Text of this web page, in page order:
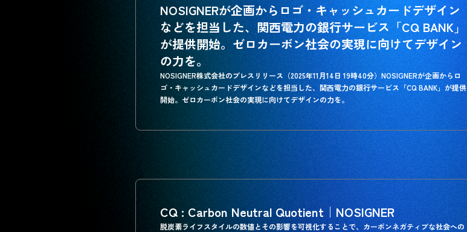
NOSIGNERが企画からロゴ・キャッシュカードデザイン
などを担当した、関西電力の銀行サービス「CQ BANK」
が提供開始。ゼロカーボン社会の実現に向けてデザイン
の力を。
NOSIGNER株式会社のプレスリリース（2025年11月14日 19時40分）NOSIGNERが企画からロ
ゴ・キャッシュカードデザインなどを担当した、関西電力の銀行サービス「CQ BANK」が提供
開始。ゼロカーボン社会の実現に向けてデザインの力を。
CQ : Carbon Neutral Quotient｜NOSIGNER
脱炭素ライフスタイルの数値とその影響を可視化することで、カーボンネガティブな社会への